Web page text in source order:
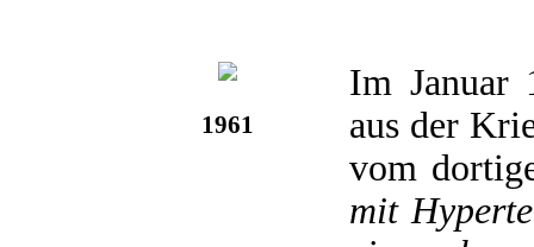
1961
Im Januar
aus der
vom
mit